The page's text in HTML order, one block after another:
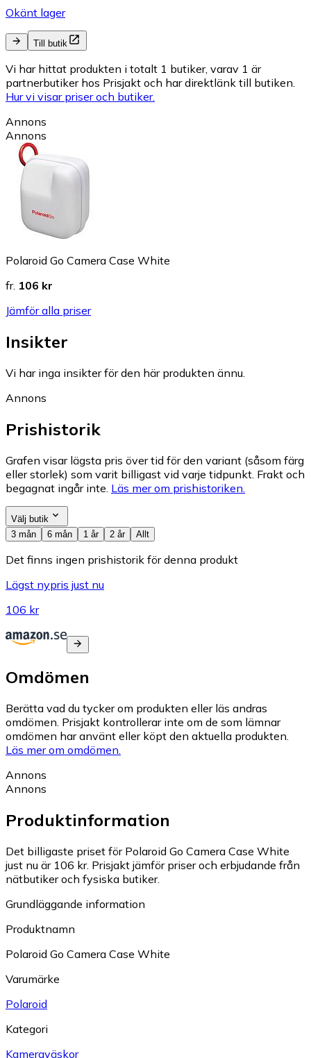
Okänt lager
Till butik
Vi har hittat produkten i totalt 1 butiker, varav 1 är
partnerbutiker hos Prisjakt och har direktlänk till butiken.
Hur vi visar priser och butiker.
Annons
Annons
Polaroid Go Camera Case White
fr. 106 kr
Jämför alla priser
Insikter
Vi har inga insikter för den här produkten ännu.
Annons
Prishistorik
Grafen visar lägsta pris över tid för den variant (såsom färg
eller storlek) som varit billigast vid varje tidpunkt. Frakt och
begagnat ingår inte. Läs mer om prishistoriken.
Välj butik
3 mån
6 mån 1 år 2 år Allt
Det finns ingen prishistorik för denna produkt
Lägst nypris just nu
106 kr
Omdömen
Berätta vad du tycker om produkten eller läs andras
omdömen. Prisjakt kontrollerar inte om de som lämnar
omdömen har använt eller köpt den aktuella produkten.
Läs mer om omdömen.
Annons
Annons
Produktinformation
Det billigaste priset för Polaroid Go Camera Case White
just nu är 106 kr. Prisjakt jämför priser och erbjudande från
nätbutiker och fysiska butiker.
Grundläggande information
Produktnamn
Polaroid Go Camera Case White
Varumärke
Polaroid
Kategori
Kameraväskor